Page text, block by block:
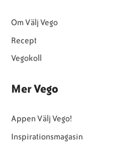
Om Välj Vego
Recept
Vegokoll
Mer Vego
Appen Välj Vego!
Inspirationsmagasin